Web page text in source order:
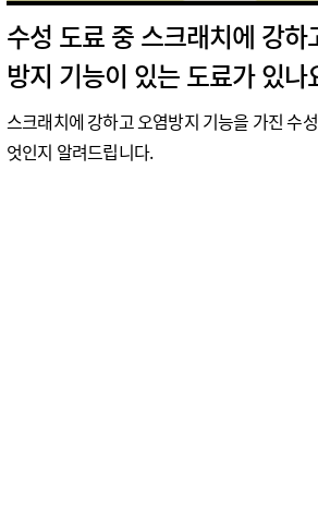
수성 도료 중 스크래치에 강하
방지 기능이 있는 도료가 있나
스크래치에 강하고 오염방지 기능을 가진 수
엇인지 알려드립니다.